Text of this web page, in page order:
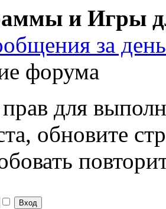
и Игры
за день
форума
для
обновите